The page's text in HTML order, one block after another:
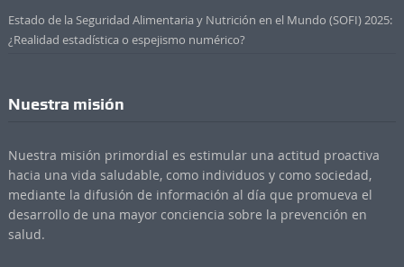
Estado de la Seguridad Alimentaria y Nutrición en el Mundo (SOFI) 2025:
¿Realidad estadística o espejismo numérico?
Nuestra misión
Nuestra misión primordial es estimular una actitud proactiva
hacia una vida saludable, como individuos y como sociedad,
mediante la difusión de información al día que promueva el
desarrollo de una mayor conciencia sobre la prevención en
salud.